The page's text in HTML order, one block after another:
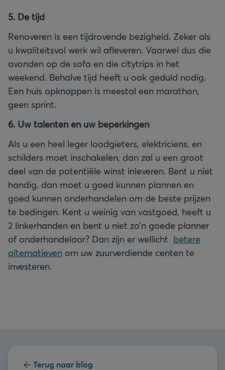
5. De tijd
Renoveren is een tijdrovende bezigheid. Zeker als
u kwaliteitsvol werk wil afleveren. Vaarwel dus die
avonden op de sofa en die citytrips in het
weekend. Behalve tijd heeft u ook geduld nodig.
Een huis opknappen is meestal een marathon,
geen sprint.
6. Uw talenten en uw beperkingen
Als u een heel leger loodgieters, elektriciens, en
schilders moet inschakelen, dan zal u een groot
deel van de potentiële winst inleveren. Bent u niet
handig, dan moet u goed kunnen plannen en
goed kunnen onderhandelen om de beste prijzen
te bedingen. Kent u weinig van vastgoed, heeft u
2 linkerhanden en bent u niet zo’n goede planner
of onderhandelaar? Dan zijn er wellicht betere
alternatieven om uw zuurverdiende centen te
investeren.
Terug naar blog